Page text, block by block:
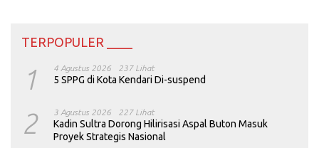
TERPOPULER ____
1 4 Agustus 2026 237 Lihat
5 SPPG di Kota Kendari Di-suspend
2 3 Agustus 2026 227 Lihat
Kadin Sultra Dorong Hilirisasi Aspal Buton Masuk
Proyek Strategis Nasional